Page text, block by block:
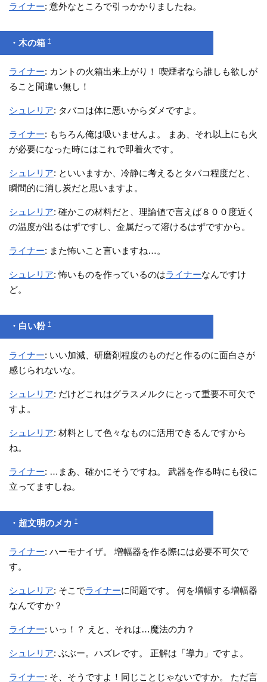
ライナー: 意外なところで引っかかりましたね。
・木の箱†
ライナー: カントの火箱出来上がり！ 喫煙者なら誰しも欲しが
ること間違い無し！
シュレリア: タバコは体に悪いからダメですよ。
ライナー: もちろん俺は吸いませんよ。 まあ、それ以上にも火
が必要になった時にはこれで即着火です。
シュレリア: といいますか、冷静に考えるとタバコ程度だと、
瞬間的に消し炭だと思いますよ。
シュレリア: 確かこの材料だと、理論値で言えば８００度近く
の温度が出るはずですし、金属だって溶けるはずですから。
ライナー: また怖いこと言いますね…。
シュレリア: 怖いものを作っているのはライナーなんですけ
ど。
・白い粉†
ライナー: いい加減、研磨剤程度のものだと作るのに面白さが
感じられないな。
シュレリア: だけどこれはグラスメルクにとって重要不可欠で
すよ。
シュレリア: 材料として色々なものに活用できるんですから
ね。
ライナー: …まあ、確かにそうですね。 武器を作る時にも役に
立ってますしね。
・超文明のメカ†
ライナー: ハーモナイザ。 増幅器を作る際には必要不可欠で
す。
シュレリア: そこでライナーに問題です。 何を増幅する増幅器
なんですか？
ライナー: いっ！？ えと、それは…魔法の力？
シュレリア: ぶぶー。ハズレです。 正解は「導力」ですよ。
ライナー: そ、そうですよ！同じことじゃないですか。 ただ言